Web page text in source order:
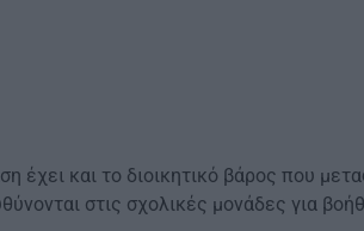
έχει και το διοικητικό βάρος που
στις σχολικές μονάδες για